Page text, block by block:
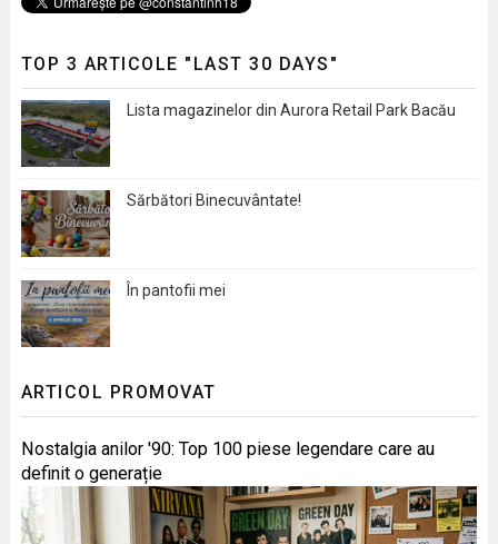
TOP 3 ARTICOLE "LAST 30 DAYS"
Lista magazinelor din Aurora Retail Park Bacău
Sărbători Binecuvântate!
În pantofii mei
ARTICOL PROMOVAT
Nostalgia anilor '90: Top 100 piese legendare care au
definit o generație